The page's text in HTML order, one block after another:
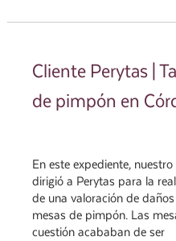
Cliente Perytas |
de pimpón en
En este expediente, nuestro
dirigió a Perytas para la
de una valoración de
mesas de pimpón. Las
cuestión acababan de ser